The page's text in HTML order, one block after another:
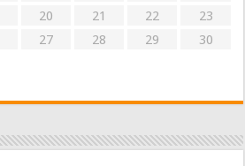
20 21 22
23
27 28 29
30